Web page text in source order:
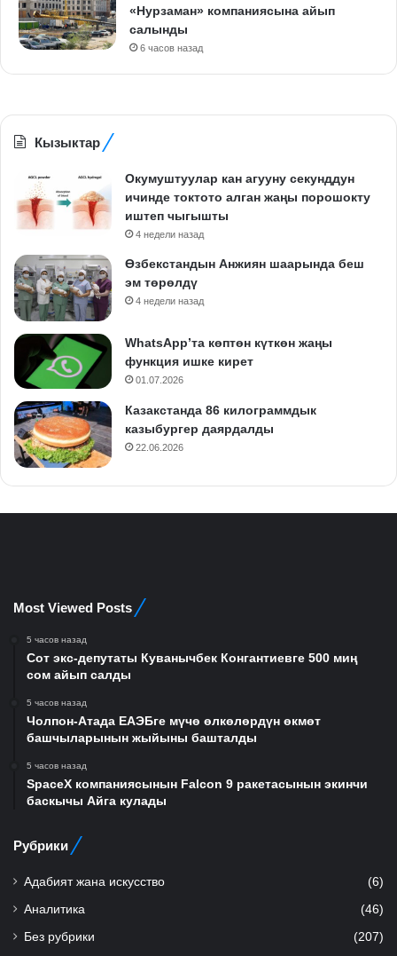
«Нурзаман» компаниясына айып
салынды
6 часов назад
Кызыктар
Окумуштуулар кан агууну секунддун
ичинде токтото алган жаңы порошокту
иштеп чыгышты
4 недели назад
Өзбекстандын Анжиян шаарында беш
эм төрөлдү
4 недели назад
WhatsApp’та көптөн күткөн жаңы
функция ишке кирет
01.07.2026
Казакстанда 86 килограммдык
казыбургер даярдалды
22.06.2026
Most Viewed Posts
5 часов назад
Сот экс-депутаты Куванычбек Конгантиевге 500 миң
сом айып салды
5 часов назад
Чолпон-Атада ЕАЭБге мүчө өлкөлөрдүн өкмөт
башчыларынын жыйыны башталды
5 часов назад
SpaceX компаниясынын Falcon 9 ракетасынын экинчи
баскычы Айга кулады
Рубрики
Адабият жана искусство (6)
Аналитика (46)
Без рубрики (207)